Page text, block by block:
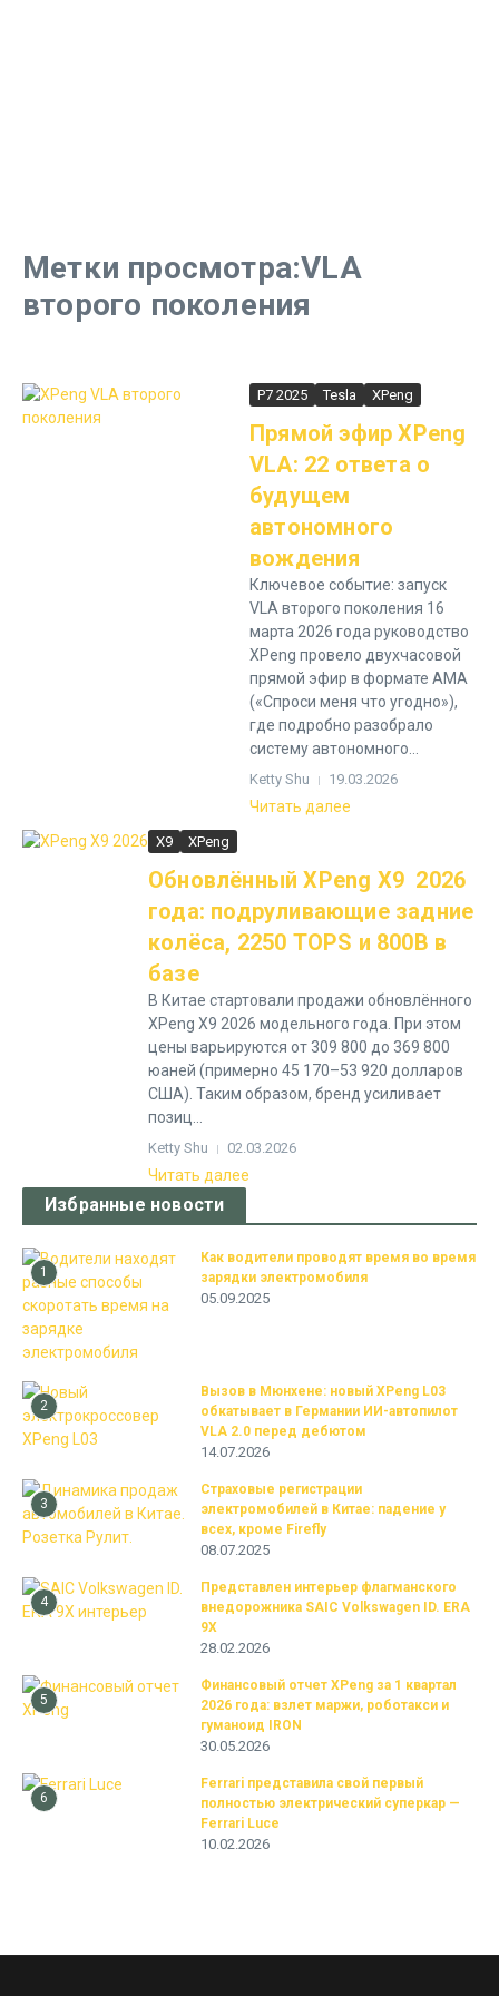
Метки просмотра:VLA
второго поколения
P7 2025 Tesla XPeng
Прямой эфир XPeng
VLA: 22 ответа о
будущем
автономного
вождения
Ключевое событие: запуск
VLA второго поколения 16
марта 2026 года руководство
XPeng провело двухчасовой
прямой эфир в формате AMA
(«Спроси меня что угодно»),
где подробно разобрало
систему автономного...
Ketty Shu 19.03.2026
Читать далее
X9 XPeng
Обновлённый XPeng X9 2026
года: подруливающие задние
колёса, 2250 TOPS и 800В в
базе
В Китае стартовали продажи обновлённого
XPeng X9 2026 модельного года. При этом
цены варьируются от 309 800 до 369 800
юаней (примерно 45 170–53 920 долларов
США). Таким образом, бренд усиливает
позиц...
Ketty Shu 02.03.2026
Читать далее
Избранные новости
1
Как водители проводят время во время
зарядки электромобиля
05.09.2025
2
Вызов в Мюнхене: новый XPeng L03
обкатывает в Германии ИИ-автопилот
VLA 2.0 перед дебютом
14.07.2026
3
Страховые регистрации
электромобилей в Китае: падение у
всех, кроме Firefly
08.07.2025
4
Представлен интерьер флагманского
внедорожника SAIC Volkswagen ID. ERA
9X
28.02.2026
5
Финансовый отчет XPeng за 1 квартал
2026 года: взлет маржи, роботакси и
гуманоид IRON
30.05.2026
6
Ferrari представила свой первый
полностью электрический суперкар —
Ferrari Luce
10.02.2026